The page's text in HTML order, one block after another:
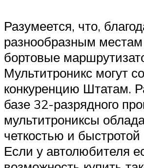
Разумеется, что,
разнообразным
бортовые
Мультитроникс могут
конкуренцию Штатам.
базе 32-разрядного
мультитрониксы
четкостью и быстротой
Если у автолюбителя